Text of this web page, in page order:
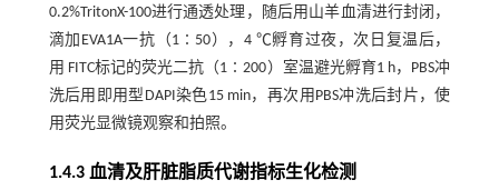
0.2%TritonX-100进行通透处理，随后用山羊血清进行封闭，
滴加EVA1A一抗（1∶50），4 ℃孵育过夜，次日复温后，
用 FITC标记的荧光二抗（1∶200）室温避光孵育1 h，PBS冲
洗后用即用型DAPI染色15 min，再次用PBS冲洗后封片，使
用荧光显微镜观察和拍照。
1.4.3 血清及肝脏脂质代谢指标生化检测